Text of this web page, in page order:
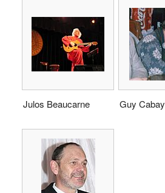
Julos Beaucarne Guy Cabay